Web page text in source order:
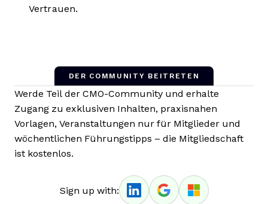
Vertrauen.
DER COMMUNITY BEITRETEN
Werde Teil der CMO-Community und erhalte
Zugang zu exklusiven Inhalten, praxisnahen
Vorlagen, Veranstaltungen nur für Mitglieder und
wöchentlichen Führungstipps – die Mitgliedschaft
ist kostenlos.
Sign up with: